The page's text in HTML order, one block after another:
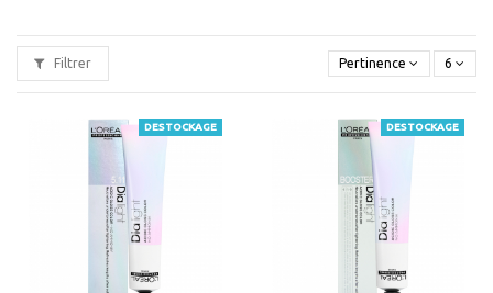
Filtrer Pertinence 6
DESTOCKAGE DESTOCKAGE